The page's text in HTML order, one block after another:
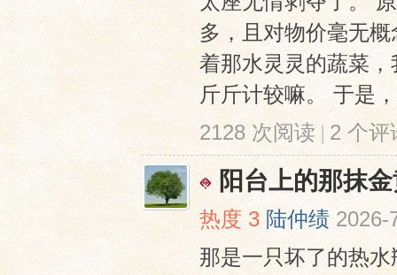
多，且对物价毫无
着那水灵灵的蔬菜
斤斤计较嘛。 于是
2128 次阅读 | 2 个评
阳台上的那抹
热度 3 陆仲绩 2026-
那是一只坏了的热